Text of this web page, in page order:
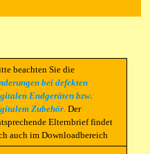
beachten Sie die
bei defekten
Endgeräten bzw.
Zubehör. Der
Elternbrief findet
auch im Downloadbereich